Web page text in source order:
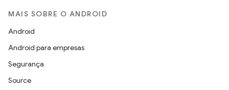
MAIS SOBRE O ANDROID
Android
Android para empresas
Segurança
Source